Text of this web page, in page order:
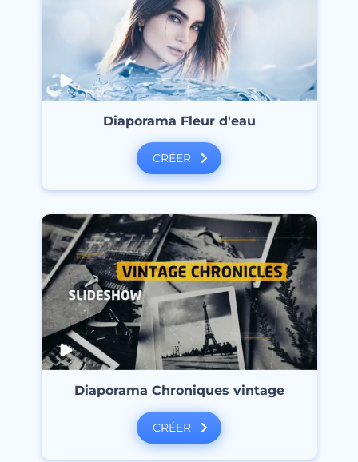
Diaporama Fleur d'eau
CRÉER
Diaporama Chroniques vintage
CRÉER